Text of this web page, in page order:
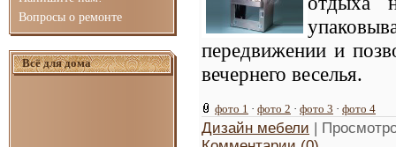
Вопросы о ремонте
Всё для дома
передвижении и
вечернего веселья.
фото 1 · фото 2 · фото 3 · фото 4
Дизайн мебели |